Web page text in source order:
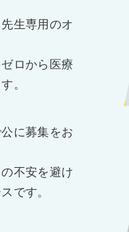
生専用のオ
ロから医療
。
に募集をお
不安を避け
です。